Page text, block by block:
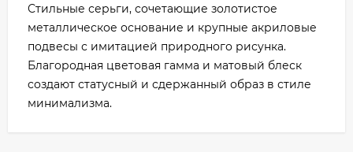
Стильные серьги, сочетающие золотистое
металлическое основание и крупные акриловые
подвесы с имитацией природного рисунка.
Благородная цветовая гамма и матовый блеск
создают статусный и сдержанный образ в стиле
минимализма.